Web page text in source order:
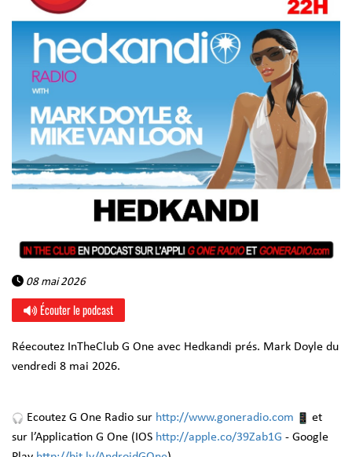
08 mai 2026
Écouter le podcast
Réecoutez InTheClub G One avec Hedkandi prés. Mark Doyle du
vendredi 8 mai 2026.
Ecoutez G One Radio sur http://www.goneradio.com
et
sur l’Application G One (IOS http://apple.co/39Zab1G - Google